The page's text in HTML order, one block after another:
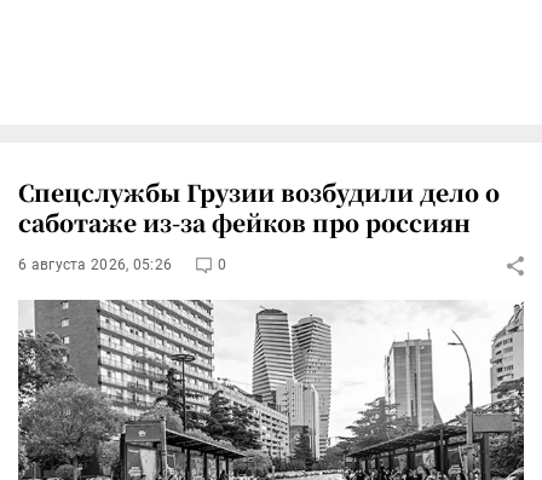
Спецслужбы Грузии возбудили дело о
саботаже из-за фейков про россиян
6 августа 2026, 05:26 0